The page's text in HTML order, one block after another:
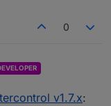
0
v1.7.x: